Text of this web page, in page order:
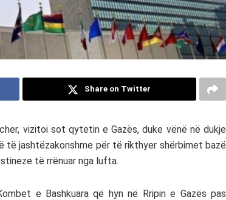
Share on Twitter
vizitoi sot qytetin e Gazës, duke vënë në dukje
jashtëzakonshme për të rikthyer shërbimet bazë
të rrënuar nga lufta.
e Bashkuara që hyn në Rripin e Gazës pas